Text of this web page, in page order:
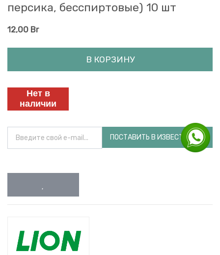
персика, беcспиртовые) 10 шт
12,00 Br
В КОРЗИНУ
Нет в
наличии
ПОСТАВИТЬ В ИЗВЕСТНОСТЬ